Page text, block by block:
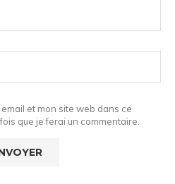
et mon site web dans ce
que je ferai un commentaire.